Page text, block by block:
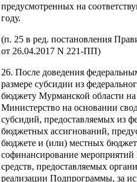
предусмотренных на
году.
(п. 25 в ред. постановления
от 26.04.2017 N 221-ПП)
26. После доведения
размере субсидии из
бюджету Мурманской области
Министерство на основании
субсидий, предоставляемых из
бюджетных ассигнований,
бюджете и (или) местных
софинансирование
средств, предоставляемых
реализации Подпрограммы, за